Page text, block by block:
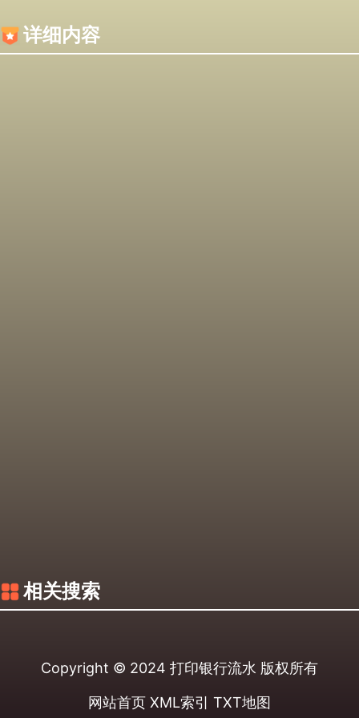
详细内容
相关搜索
Copyright © 2024 打印银行流水 版权所有
网站首页 XML索引 TXT地图